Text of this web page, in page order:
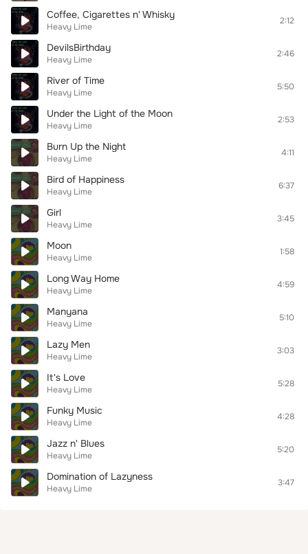
Coffee, Cigarettes n' Whisky
Heavy Lime
2:12
DevilsBirthday
Heavy Lime
2:46
River of Time
Heavy Lime
5:50
Under the Light of the Moon
Heavy Lime
2:53
Burn Up the Night
Heavy Lime
4:11
Bird of Happiness
Heavy Lime
6:37
Girl
Heavy Lime
3:45
Moon
Heavy Lime
1:58
Long Way Home
Heavy Lime
4:59
Manyana
Heavy Lime
5:10
Lazy Men
Heavy Lime
3:03
It's Love
Heavy Lime
5:28
Funky Music
Heavy Lime
4:28
Jazz n' Blues
Heavy Lime
5:20
Domination of Lazyness
Heavy Lime
3:47